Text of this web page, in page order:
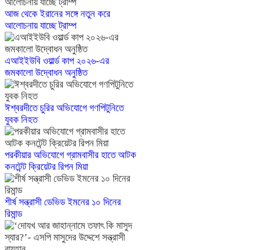
আজ থেকে ইরানের সঙ্গে নতুন করে
আলোচনায় যাচ্ছে ট্রাম্প
এআইইউবি ওয়ার্ল্ড কাপ ২০২৬-এর
জমকালো উদ্বোধন অনুষ্ঠিত
ঈশ্বরদীতে চুরির অভিযোগে গণপিটুনিতে
যুবক নিহত
পরকীয়ার অভিযোগে গ্রামবাসীর হাতে আটক
কনটেন্ট ক্রিয়েটর রিপন মিয়া
শীর্ষ সন্ত্রাসী ডেভিড ইমনের ১০ দিনের
রিমান্ড